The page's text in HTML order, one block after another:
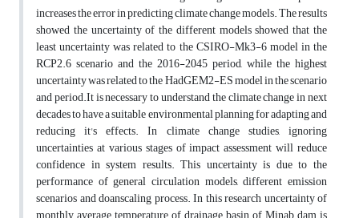
increases the error in predicting climate change models. The results
showed the uncertainty of the different models showed that the
least uncertainty was related to the CSIRO-Mk3-6 model in the
RCP2.6 scenario and the 2016-2045 period, while the highest
uncertainty was related to the HadGEM2-ES model in the scenario
and period.It is necessary to understand the climate change in next
decades to have a suitable environmental planning for adapting and
reducing it's effects. In climate change studies, ignoring
uncertainties at various stages of impact assessment will reduce
confidence in system results. This uncertainty is due to the
performance of general circulation models, different emission
scenarios and doanscaling process. In this research uncertainty of